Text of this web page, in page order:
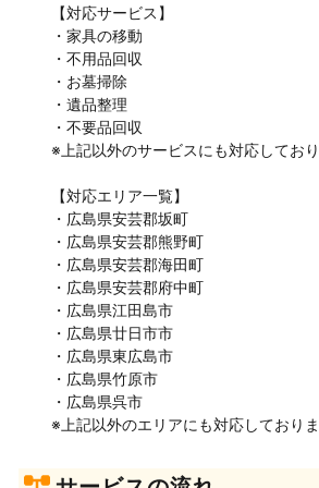
【対応サービス】
・家具の移動
・不用品回収
・お墓掃除
・遺品整理
・不要品回収
※上記以外のサービスにも対応しており
【対応エリア一覧】
・広島県安芸郡坂町
・広島県安芸郡熊野町
・広島県安芸郡海田町
・広島県安芸郡府中町
・広島県江田島市
・広島県廿日市市
・広島県東広島市
・広島県竹原市
・広島県呉市
※上記以外のエリアにも対応しておりま